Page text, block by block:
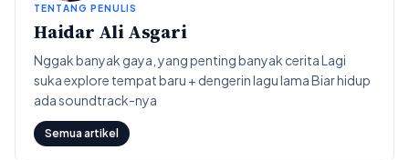
TENTANG PENULIS
Haidar Ali Asgari
Nggak banyak gaya, yang penting banyak cerita Lagi
suka explore tempat baru + dengerin lagu lama Biar hidup
ada soundtrack-nya
Semua artikel